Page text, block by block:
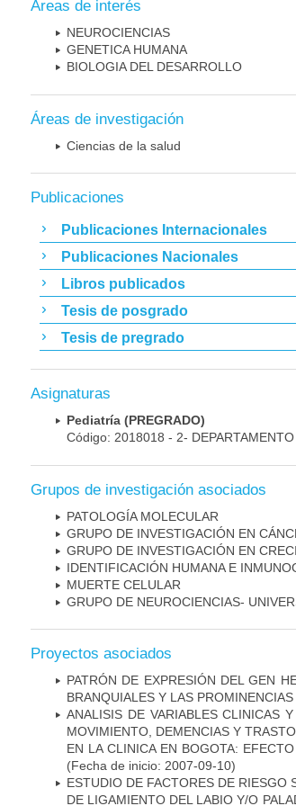
Áreas de interés
NEUROCIENCIAS
GENETICA HUMANA
BIOLOGIA DEL DESARROLLO
Áreas de investigación
Ciencias de la salud
Publicaciones
Publicaciones Internacionales
Publicaciones Nacionales
Libros publicados
Tesis de posgrado
Tesis de pregrado
Asignaturas
Pediatría (PREGRADO)
Código: 2018018 - 2-
Grupos de investigación asociados
PATOLOGÍA MOLECULAR
GRUPO DE INVESTIGACIÓN EN
GRUPO DE INVESTIGACIÓN EN
IDENTIFICACIÓN HUMANA E
MUERTE CELULAR
GRUPO DE NEUROCIENCIAS-
Proyectos asociados
PATRÓN DE EXPRESIÓN DEL GEN
BRANQUIALES Y LAS
ANALISIS DE VARIABLES CLINICAS
MOVIMIENTO, DEMENCIAS Y
EN LA CLINICA EN BOGOTA:
(Fecha de inicio: 2007-09-10)
ESTUDIO DE FACTORES DE RIESGO
DE LIGAMIENTO DEL LABIO Y/O